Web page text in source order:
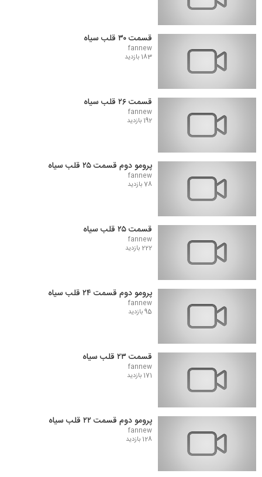
قسمت ۳۰ قلب سیاه
fannew
183 بازدید
قسمت ۲۶ قلب سیاه
fannew
192 بازدید
پرومو دوم قسمت ۲۵ قلب سیاه
fannew
78 بازدید
قسمت ۲۵ قلب سیاه
fannew
222 بازدید
پرومو دوم قسمت ۲۴ قلب سیاه
fannew
95 بازدید
قسمت ۲۳ قلب سیاه
fannew
171 بازدید
پرومو دوم قسمت ۲۲ قلب سیاه
fannew
128 بازدید